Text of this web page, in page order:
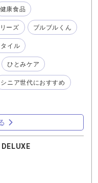
バー 『ブルーベリー
サプリ』 そしてオヤ
、 『ブルーベリーア
とても心強い❤️ 友達
」と、聞かれますが
と答えています。
健康食品
ーズ ブルブルくん
イル
ひとみケア
シニア世代におすすめ